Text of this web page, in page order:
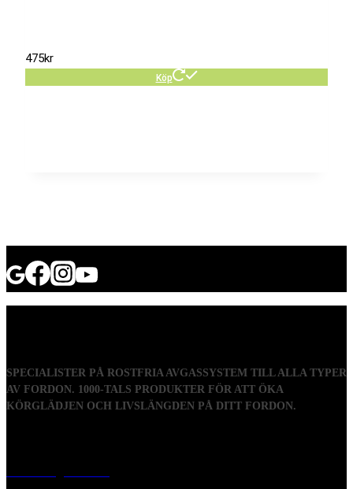
475kr
Köp
SPECIALISTER PÅ ROSTFRIA AVGASSYSTEM TILL ALLA TYPER
AV FORDON. 1000-TALS PRODUKTER FÖR ATT ÖKA
KÖRGLÄDJEN OCH LIVSLÄNGDEN PÅ DITT FORDON.